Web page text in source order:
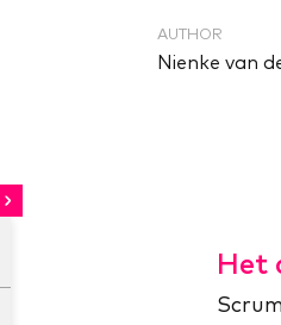
AUTHOR
Nienke van
Het